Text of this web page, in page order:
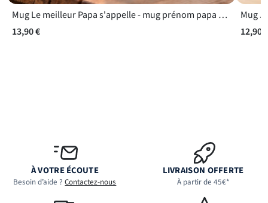
Mug Le meilleur Papa s'appelle - mug prénom papa à compléter avec le nom de votre choix
13,90 €
12,90 €
À VOTRE ÉCOUTE
Besoin d’aide ?Contactez-nous
LIVRAISON OFFERTE
À partir de 45€*